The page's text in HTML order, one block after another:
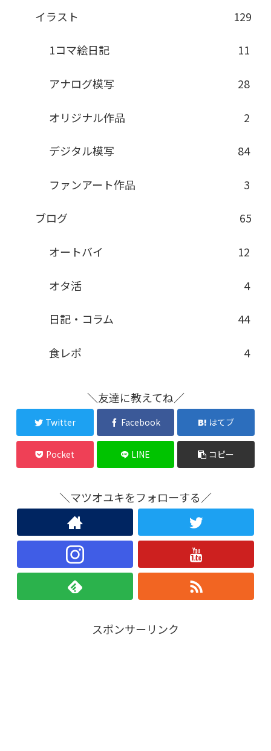
イラスト 129
1コマ絵日記 11
アナログ模写 28
オリジナル作品 2
デジタル模写 84
ファンアート作品 3
ブログ 65
オートバイ 12
オタ活 4
日記・コラム 44
食レポ 4
＼友達に教えてね／
Twitter Facebook はてブ
Pocket LINE コピー
＼マツオユキをフォローする／
スポンサーリンク